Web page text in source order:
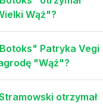
Wąż"?
Patryka Vegi
"Wąż"?
otrzymał